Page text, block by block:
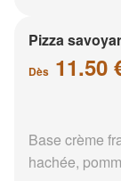
Pizza
Dès 11.50
Base crème
hachée,